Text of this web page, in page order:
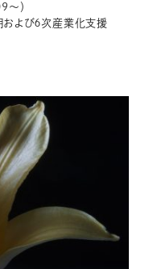
〜）
および６次産業化支援